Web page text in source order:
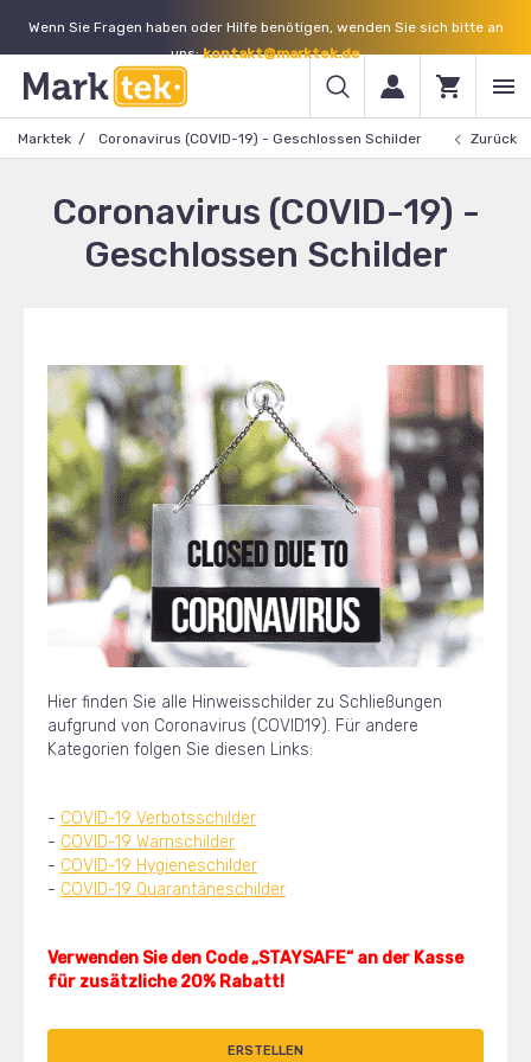
Wenn Sie Fragen haben oder Hilfe benötigen, wenden Sie sich bitte an
uns:kontakt@marktek.de
Marktek Coronavirus (COVID-19) - Geschlossen Schilder Zurück
Coronavirus (COVID-19) -
Geschlossen Schilder
Hier finden Sie alle Hinweisschilder zu Schließungen
aufgrund von Coronavirus (COVID19). Für andere
Kategorien folgen Sie diesen Links:
- COVID-19 Verbotsschilder
- COVID-19 Warnschilder
- COVID-19 Hygieneschilder
- COVID-19 Quarantäneschilder
Verwenden Sie den Code „STAYSAFE“ an der Kasse
für zusätzliche 20% Rabatt!
ERSTELLEN